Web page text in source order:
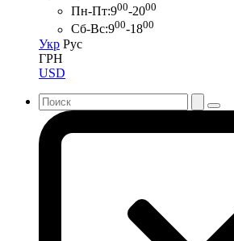
Пн-Пт:900-2000
Сб-Вс:900-1800
Укр Рус
ГРН
USD